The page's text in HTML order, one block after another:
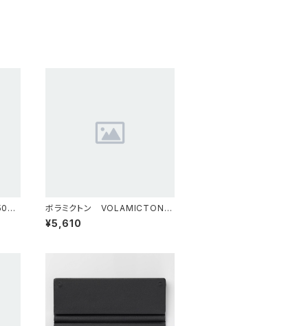
ボラミクトン VOLAMICTONE
日焼け止め 30ml
¥5,610